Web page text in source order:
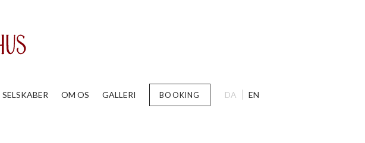
SELSKABER OM OS GALLERI BOOKING DA EN